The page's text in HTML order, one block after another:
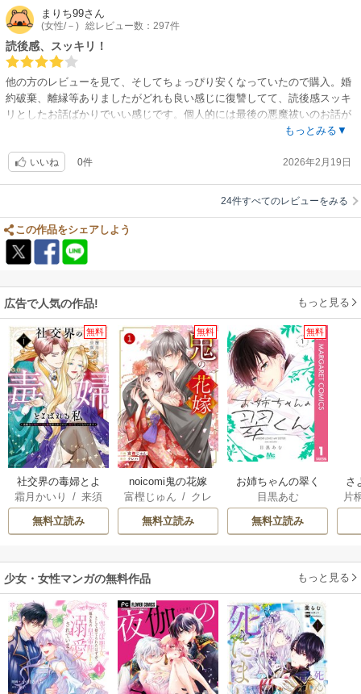
まりち99さん
(女性/－) 総レビュー数：297件
読後感、スッキリ！
他の方のレビューを見て、そしてちょっぴり安くなっていたので購入。婚
約破棄、離縁等ありましたがどれも良い感じに復讐してて、読後感スッキ
リとしたお話ばかりでいい感じです。個人的には最後の悪魔祓いのお話が
もっとみる▼
いいね 0件 2026年2月19日
24件すべてのレビューをみる
この作品をシェアしよう
広告で人気の作品! もっと見る
無料
社交界の毒婦とよ
ばれる私～素敵な
辺境伯令息に腕を
折られたので、責
す～
霜月かいり /来須
みかん
無料立読み
無料
noicomi鬼の花嫁
富樫じゅん / クレ
ハ
無料立読み
無料
お姉ちゃんの翠く
ん
目黒あむ
無料立読み
さ
冷
片
少女・女性マンガの無料作品 もっと見る